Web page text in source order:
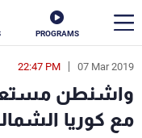
PROGRAMS
07 Mar 2019
22:47 PM
واشنطن
مع كوريا
en
الأخبار